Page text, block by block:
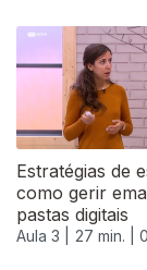
Estratégias de
como gerir
pastas digitais
Aula 3 | 27 min. |